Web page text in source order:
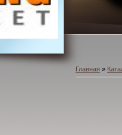
Главная »